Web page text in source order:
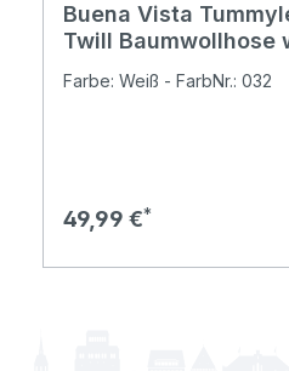
Buena Vista
Twill Baumwollhose
Farbe: Weiß - FarbNr.: 032
Regulärer Preis:
49,99 €